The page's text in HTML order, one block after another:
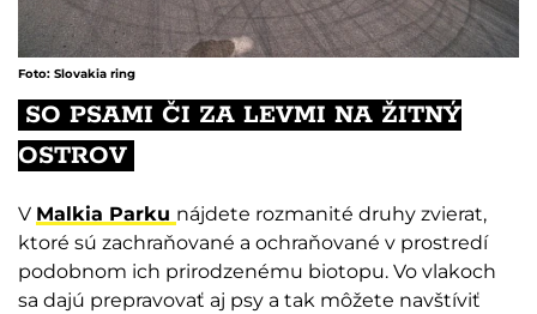
Foto: Slovakia ring
SO PSAMI ČI ZA LEVMI NA ŽITNÝ
OSTROV
V Malkia Parku nájdete rozmanité druhy zvierat,
ktoré sú zachraňované a ochraňované v prostredí
podobnom ich prirodzenému biotopu. Vo vlakoch
sa dajú prepravovať aj psy a tak môžete navštíviť